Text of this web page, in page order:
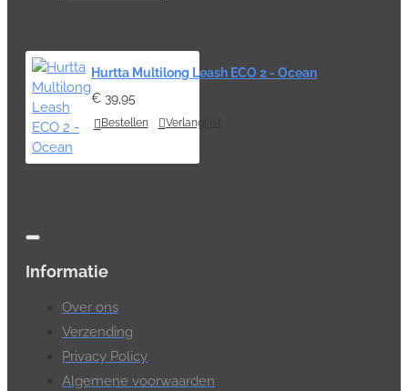
Hurtta Multilong Leash ECO 2 - Ocean
€ 39,95
Bestellen Verlanglijst
Informatie
Over ons
Verzending
Privacy Policy
Algemene voorwaarden